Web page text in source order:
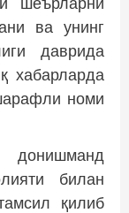
ва унинг
даврида
хабарларда
номи
билан
қилиб